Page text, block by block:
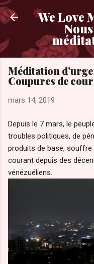
We Love
Méditation
Coupures de
mars 14, 2019
Depuis le 7 mars, le
troubles politiques, de
produits de base, souffre
courant depuis des
vénézuéliens.